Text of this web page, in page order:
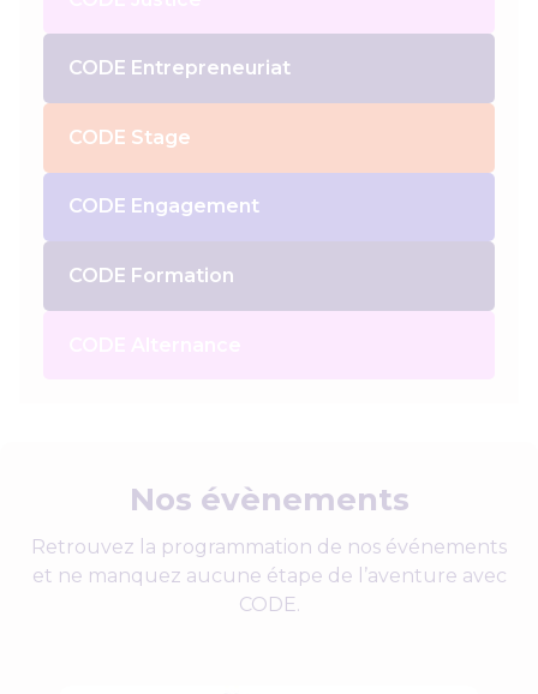
CODE Entrepreneuriat
CODE Formation
CODE Stage
CODE Engagement
Nos évènements
Retrouvez la programmation de nos événements
et ne manquez aucune étape de l’aventure avec
CODE.